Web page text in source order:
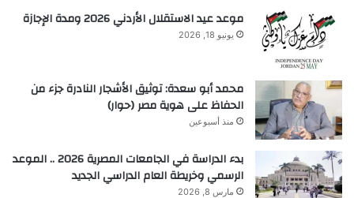
موعد عيد الاستقلال الأردني 2026 ومدة الإجازة
يونيو 18, 2026
محمد أبو سعدة: توثيق الأشجار النادرة جزء من
الحفاظ على هوية مصر (حوار)
منذ أسبوعين
بدء الدراسة في الجامعات المصرية 2026 .. الموعد
الرسمي وخريطة العام الدراسي الجديد
مارس 8, 2026